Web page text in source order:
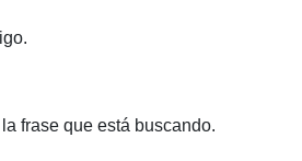
frase que está buscando.